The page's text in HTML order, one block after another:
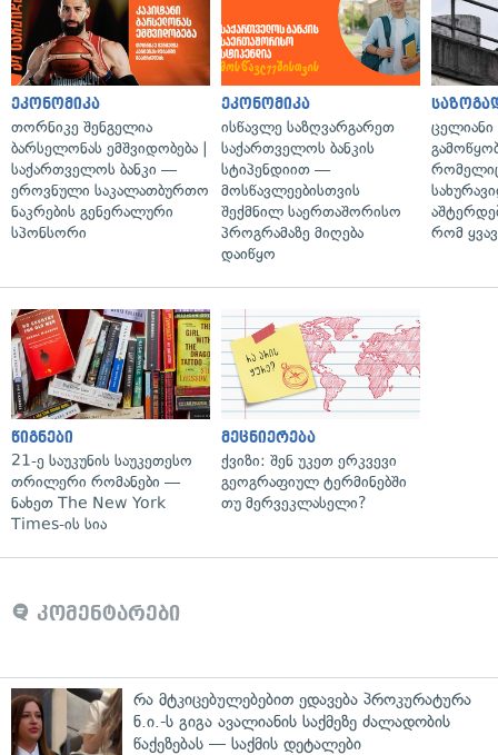
ეკონომიკა
თორნიკე შენგელია
ბარსელონას ემშვიდობება |
საქართველოს ბანკი —
ეროვნული საკალათბურთო
ნაკრების გენერალური
სპონსორი
ეკონომიკა
ისწავლე საზღვარგარეთ
საქართველოს ბანკის
სტიპენდიით —
მოსწავლეებისთვის
შექმნილ საერთაშორისო
პროგრამაზე მიღება
დაიწყო
რომელიც
რომ
წიგნები
21-ე საუკუნის საუკეთესო
თრილერი რომანები —
ნახეთ The New York
Times-ის სია
მეცნიერება
ქვიზი: შენ უკეთ ერკვევი
გეოგრაფიულ ტერმინებში
თუ მერვეკლასელი?
კომენტარები
რა მტკიცებულებებით ედავება პროკურატურა
ნ.ი.-ს გიგა ავალიანის საქმეზე ძალადობის
წაქეზებას — საქმის დეტალები